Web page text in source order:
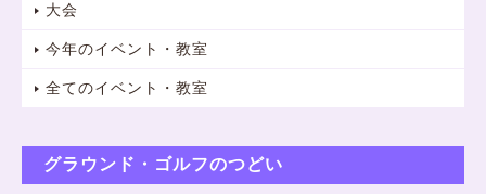
大会
今年のイベント・教室
全てのイベント・教室
グラウンド・ゴルフのつどい